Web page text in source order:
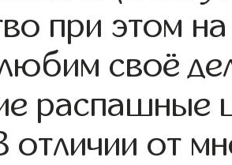
при этом
своё
распашные
отличии от